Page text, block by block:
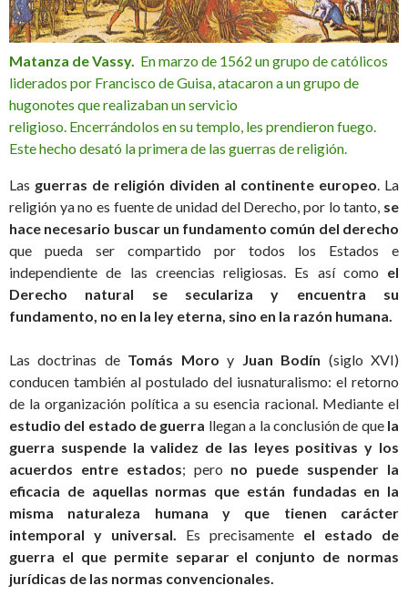
Matanza de Vassy. En marzo de 1562 un grupo de católicos
liderados por Francisco de Guisa, atacaron a un grupo de
hugonotes que realizaban un servicio
religioso. Encerrándolos en su templo, les prendieron fuego.
Este hecho desató la primera de las guerras de religión.
Las guerras de religión dividen al continente europeo. La
religión ya no es fuente de unidad del Derecho, por lo tanto, se
hace necesario buscar un fundamento común del derecho
que pueda ser compartido por todos los Estados e
independiente de las creencias religiosas. Es así como el
Derecho natural se seculariza y encuentra su
fundamento, no en la ley eterna, sino en la razón humana.
Las doctrinas de Tomás Moro y Juan Bodín (siglo XVI)
conducen también al postulado del iusnaturalismo: el retorno
de la organización política a su esencia racional. Mediante el
estudio del estado de guerra llegan a la conclusión de que la
guerra suspende la validez de las leyes positivas y los
acuerdos entre estados; pero no puede suspender la
eficacia de aquellas normas que están fundadas en la
misma naturaleza humana y que tienen carácter
intemporal y universal. Es precisamente el estado de
guerra el que permite separar el conjunto de normas
jurídicas de las normas convencionales.